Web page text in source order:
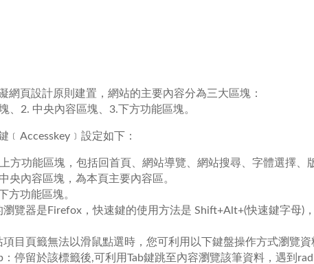
網頁設計原則建置，網站的主要內容分為三大區塊：
、2. 中央內容區塊、3.下方功能區塊。
﹝Accesskey﹞設定如下：
方功能區塊，包括回首頁、網站導覽、網站搜尋、字體選擇、
央內容區塊，為本頁主要內容區。
方功能區塊。
瀏覽器是Firefox，快速鍵的使用方法是 Shift+Alt+(快速鍵字母)
項目頁籤無法以滑鼠點選時，您可利用以下鍵盤操作方式瀏覽資
：停留於該標籤後,可利用Tab鍵跳至內容瀏覽該筆資料，遇